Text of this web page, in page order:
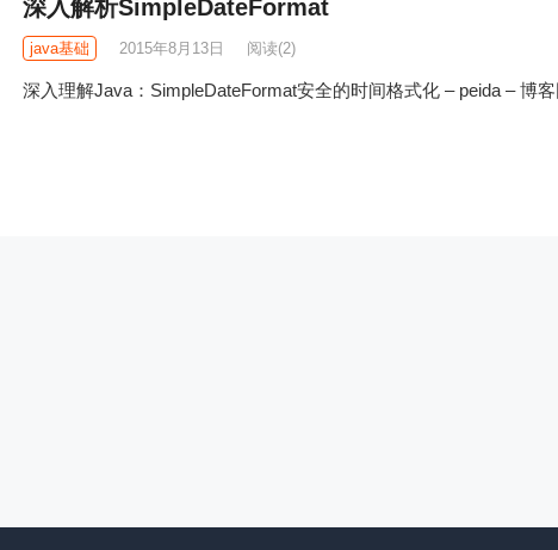
深入解析SimpleDateFormat
java基础 2015年8月13日 阅读(2)
深入理解Java：SimpleDateFormat安全的时间格式化 – peida – 博